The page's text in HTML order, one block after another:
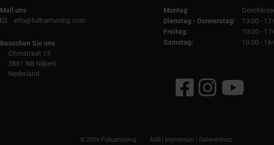
Mail uns
info@fullcartuning.com
Besuchen Sie uns
Ohmstraat 15
3861 NB Nijkerk
Nederland
Montag
Dienstag - Donnerstag:
13:00 -
Freitag:
10:00 -
Samstag:
10:00 -
© 2026 Fullcartuning AGB Impressum Datenschutz